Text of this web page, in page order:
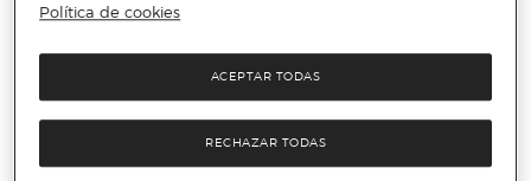
Descuentos en ropa deportiva para
hombre Elite Lab
camisetas y maillots de Elite Labson esenciales para
con una camiseta que no solo te mantiene seco, sino que
Política de cookies
RECHAZAR TODAS
ACEPTAR TODAS